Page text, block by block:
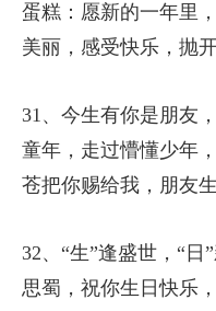
蛋糕：愿新的一年里
美丽，感受快乐，抛
31、今生有你是朋友
童年，走过懵懂少年
苍把你赐给我，朋友
32、“生”逢盛世，“日
思蜀，祝你生日快乐